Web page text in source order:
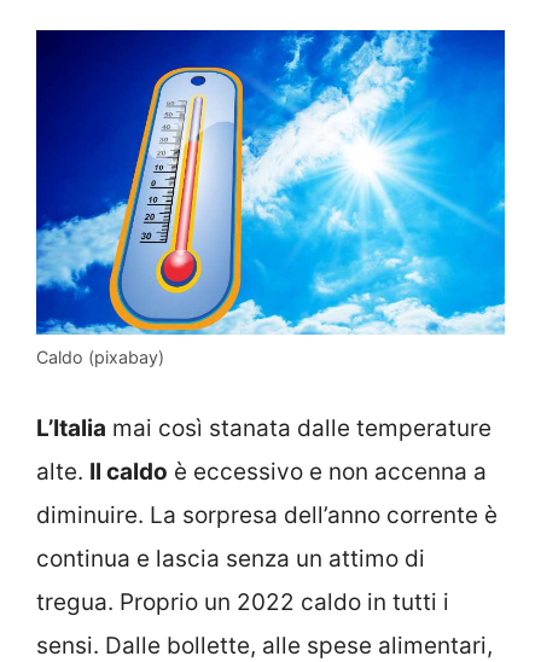
Caldo (pixabay)
L’Italia mai così stanata dalle temperature
alte. Il caldo è eccessivo e non accenna a
diminuire. La sorpresa dell’anno corrente è
continua e lascia senza un attimo di
tregua. Proprio un 2022 caldo in tutti i
sensi. Dalle bollette, alle spese alimentari,